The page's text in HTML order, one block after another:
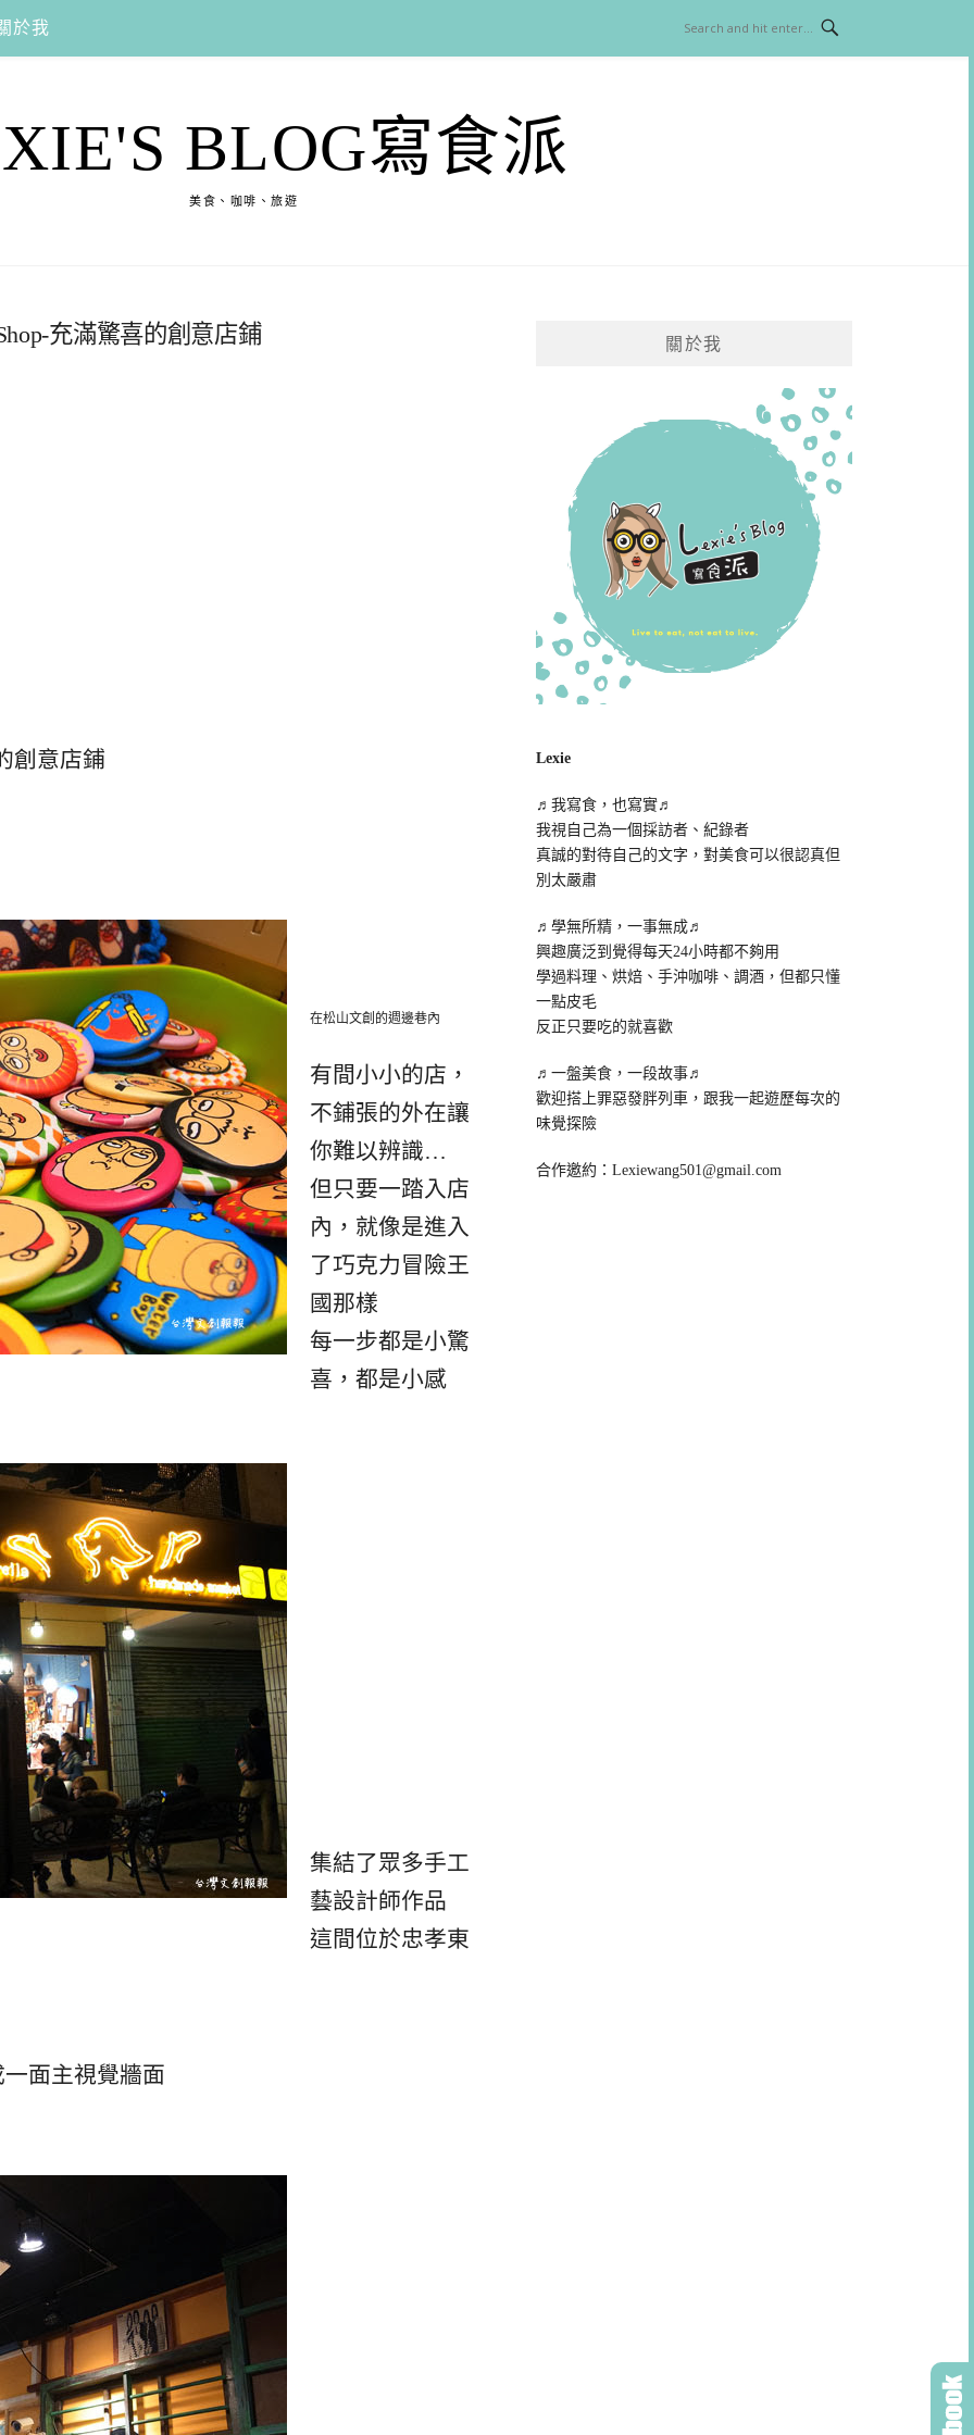
於我
BLOG寫食派
美食、咖啡、旅遊
充滿驚喜的創意店鋪
創意店鋪
在松山文創的週邊巷內
有間小小的店，
不鋪張的外在讓
你難以辨識…
但只要一踏入店
內，就像是進入
了巧克力冒險王
國那樣
每一步都是小驚
喜，都是小感
集結了眾多手工
藝設計師作品
這間位於忠孝東
面主視覺牆面
關於我
Lexie
♬我寫食，也寫實♬
我視自己為一個採訪者、紀錄者
真誠的對待自己的文字，對美食可以很認真但
別太嚴肅
♬學無所精，一事無成♬
興趣廣泛到覺得每天24小時都不夠用
學過料理、烘焙、手沖咖啡、調酒，但都只懂
一點皮毛
反正只要吃的就喜歡
♬一盤美食，一段故事♬
歡迎搭上罪惡發胖列車，跟我一起遊歷每次的
味覺探險
合作邀約：Lexiewang501@gmail.com